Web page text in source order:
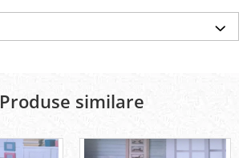
Produse similare